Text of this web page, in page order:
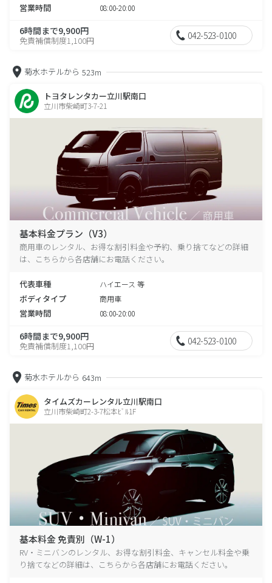
営業時間 08:00-20:00
6時間まで9,900円
免責補償制度1,100円 042-523-0100
菊水ホテルから 523m
トヨタレンタカー立川駅南口
立川市柴崎町3-7-21
基本料金プラン（V3）
商用車のレンタル、お得な割引料金や予約、乗り捨てなどの詳細
は、こちらから各店舗にお電話ください。
代表車種 ハイエース 等
ボディタイプ 商用車
営業時間 08:00-20:00
6時間まで9,900円
免責補償制度1,100円 042-523-0100
菊水ホテルから 643m
タイムズカーレンタル立川駅南口
立川市柴崎町2-3-7松本ﾋﾞﾙ1F
基本料金 免責別（W-1）
RV・ミニバンのレンタル、お得な割引料金、キャンセル料金や乗
り捨てなどの詳細は、こちらから各店舗にお電話ください。